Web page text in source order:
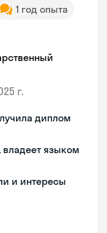
1 год опыта
г.
диплом
владеет языком
и интересы